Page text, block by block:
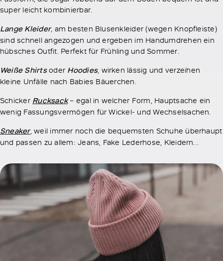
super leicht kombinierbar.
Lange Kleider, am besten Blusenkleider (wegen Knopfleiste)
sind schnell angezogen und ergeben im Handumdrehen ein
hübsches Outfit. Perfekt für Frühling und Sommer.
Weiße Shirtsoder Hoodies, wirken lässig und verzeihen
kleine Unfälle nach Babies Bäuerchen.
Schicker Rucksack– egal in welcher Form, Hauptsache ein
wenig Fassungsvermögen für Wickel- und Wechselsachen.
Sneaker, weil immer noch die bequemsten Schuhe überhaupt
und passen zu allem: Jeans, Fake Lederhose, Kleidern…